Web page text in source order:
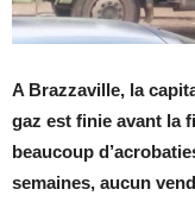
A Brazzaville, la
gaz est finie avant la
beaucoup
semaines, aucun